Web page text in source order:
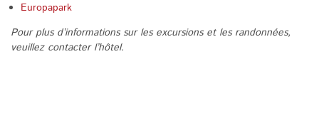
Europapark
Pour plus d’informations sur les excursions et les randonnées,
veuillez contacter l’hôtel.